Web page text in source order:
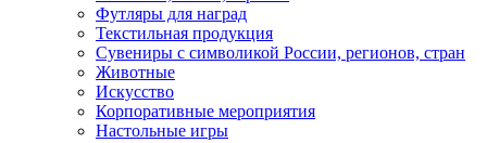
Футляры для наград
Текстильная продукция
Сувениры с символикой России, регионов, стран
Животные
Искусство
Корпоративные мероприятия
Настольные игры